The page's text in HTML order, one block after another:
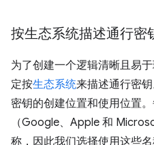
按生态系统描述通行密
为了创建一个逻辑清晰且易
定按生态系统来描述通行密
密钥的创建位置和使用位置
（Google、Apple 和
称，因此我们选择使用这些